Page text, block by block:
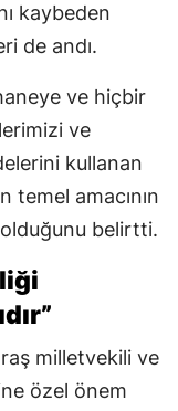
kaybeden
de andı.
ve hiçbir
ve
kullanan
temel amacının
belirtti.
milletvekili ve
özel önem